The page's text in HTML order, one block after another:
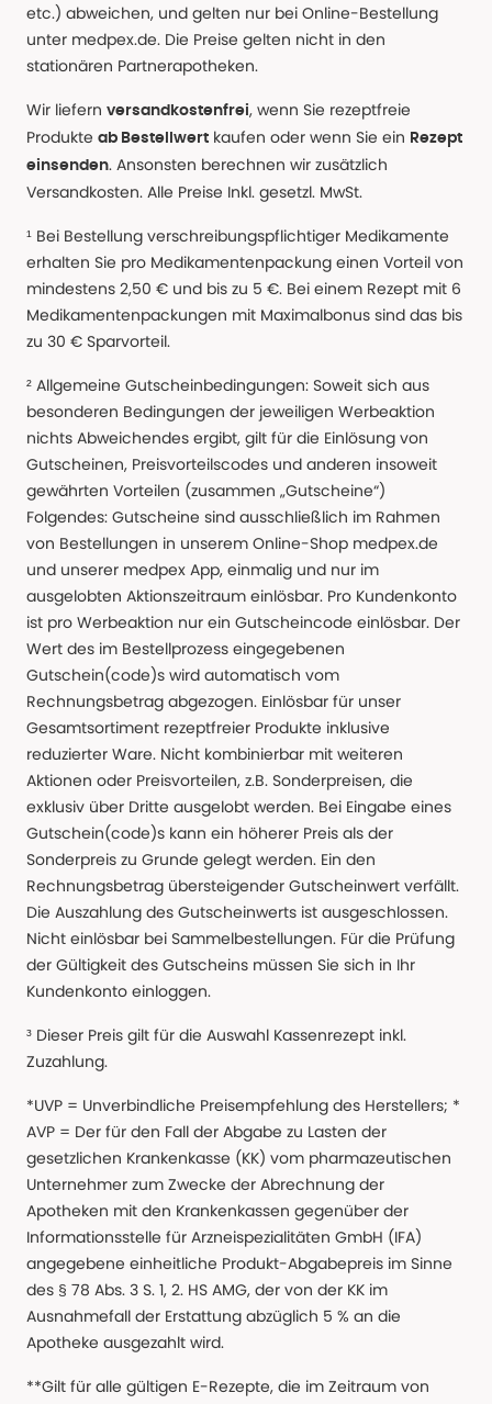
etc.) abweichen, und gelten nur bei Online-Bestellung
unter medpex.de. Die Preise gelten nicht in den
stationären Partnerapotheken.
Wir liefern versandkostenfrei, wenn Sie rezeptfreie
Produkte ab Bestellwert kaufen oder wenn Sie ein Rezept
einsenden. Ansonsten berechnen wir zusätzlich
Versandkosten. Alle Preise Inkl. gesetzl. MwSt.
¹ Bei Bestellung verschreibungspflichtiger Medikamente
erhalten Sie pro Medikamentenpackung einen Vorteil von
mindestens 2,50 € und bis zu 5 €. Bei einem Rezept mit 6
Medikamentenpackungen mit Maximalbonus sind das bis
zu 30 € Sparvorteil.
² Allgemeine Gutscheinbedingungen: Soweit sich aus
besonderen Bedingungen der jeweiligen Werbeaktion
nichts Abweichendes ergibt, gilt für die Einlösung von
Gutscheinen, Preisvorteilscodes und anderen insoweit
gewährten Vorteilen (zusammen „Gutscheine“)
Folgendes: Gutscheine sind ausschließlich im Rahmen
von Bestellungen in unserem Online-Shop medpex.de
und unserer medpex App, einmalig und nur im
ausgelobten Aktionszeitraum einlösbar. Pro Kundenkonto
ist pro Werbeaktion nur ein Gutscheincode einlösbar. Der
Wert des im Bestellprozess eingegebenen
Gutschein(code)s wird automatisch vom
Rechnungsbetrag abgezogen. Einlösbar für unser
Gesamtsortiment rezeptfreier Produkte inklusive
reduzierter Ware. Nicht kombinierbar mit weiteren
Aktionen oder Preisvorteilen, z.B. Sonderpreisen, die
exklusiv über Dritte ausgelobt werden. Bei Eingabe eines
Gutschein(code)s kann ein höherer Preis als der
Sonderpreis zu Grunde gelegt werden. Ein den
Rechnungsbetrag übersteigender Gutscheinwert verfällt.
Die Auszahlung des Gutscheinwerts ist ausgeschlossen.
Nicht einlösbar bei Sammelbestellungen. Für die Prüfung
der Gültigkeit des Gutscheins müssen Sie sich in Ihr
Kundenkonto einloggen.
³ Dieser Preis gilt für die Auswahl Kassenrezept inkl.
Zuzahlung.
*UVP = Unverbindliche Preisempfehlung des Herstellers; *
AVP = Der für den Fall der Abgabe zu Lasten der
gesetzlichen Krankenkasse (KK) vom pharmazeutischen
Unternehmer zum Zwecke der Abrechnung der
Apotheken mit den Krankenkassen gegenüber der
Informationsstelle für Arzneispezialitäten GmbH (IFA)
angegebene einheitliche Produkt-Abgabepreis im Sinne
des § 78 Abs. 3 S. 1, 2. HS AMG, der von der KK im
Ausnahmefall der Erstattung abzüglich 5 % an die
Apotheke ausgezahlt wird.
**Gilt für alle gültigen E-Rezepte, die im Zeitraum von